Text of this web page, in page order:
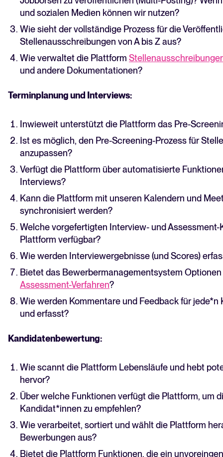
und sozialen Medien können wir nutzen?
Wie sieht der vollständige Prozess für die
Stellenausschreibungen von A bis Z aus?
Wie verwaltet die Plattform
und andere Dokumentationen?
Terminplanung und Interviews:
Inwieweit unterstützt die Plattform das Pre-
Ist es möglich, den Pre-Screening-Prozess für
anzupassen?
Verfügt die Plattform über automatisierte
Interviews?
Kann die Plattform mit unseren Kalendern und
synchronisiert werden?
Welche vorgefertigten Interview- und Assessment-
Plattform verfügbar?
Wie werden Interviewergebnisse (und Scores)
Bietet das Bewerbermanagementsystem
Assessment-Verfahren?
Wie werden Kommentare und Feedback für jede*n
und erfasst?
Kandidatenbewertung:
Wie scannt die Plattform Lebensläufe und hebt
hervor?
Über welche Funktionen verfügt die Plattform, um
Kandidat*innen zu empfehlen?
Wie verarbeitet, sortiert und wählt die Plattform
Bewerbungen aus?
Bietet die Plattform Funktionen, die ein